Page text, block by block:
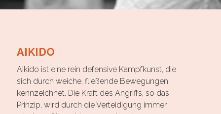
AIKIDO
Aikido ist eine rein defensive Kampfkunst, die
sich durch weiche, fließende Bewegungen
kennzeichnet. Die Kraft des Angriffs, so das
Prinzip, wird durch die Verteidigung immer